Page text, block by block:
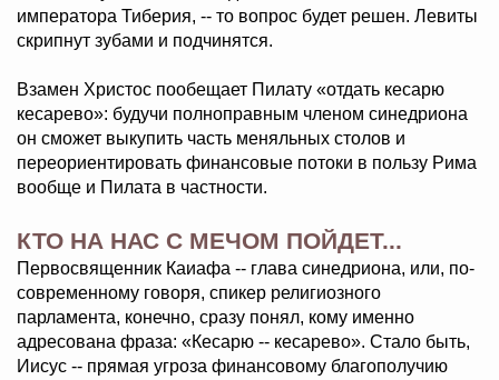
императора Тиберия, -- то вопрос будет решен. Левиты
скрипнут зубами и подчинятся.
Взамен Христос пообещает Пилату «отдать кесарю
кесарево»: будучи полноправным членом синедриона
он сможет выкупить часть меняльных столов и
переориентировать финансовые потоки в пользу Рима
вообще и Пилата в частности.
КТО НА НАС С МЕЧОМ ПОЙДЕТ...
Первосвященник Каиафа -- глава синедриона, или, по-
современному говоря, спикер религиозного
парламента, конечно, сразу понял, кому именно
адресована фраза: «Кесарю -- кесарево». Стало быть,
Иисус -- прямая угроза финансовому благополучию